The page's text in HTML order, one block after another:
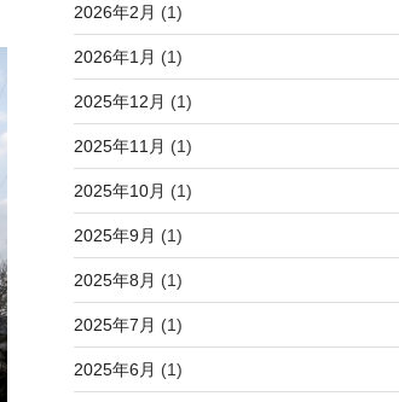
2026年2月 (1)
2026年1月 (1)
2025年12月 (1)
2025年11月 (1)
2025年10月 (1)
2025年9月 (1)
2025年8月 (1)
2025年7月 (1)
2025年6月 (1)